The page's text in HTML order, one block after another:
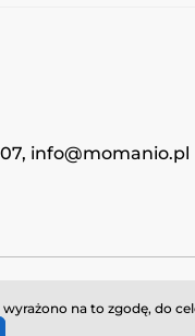
info@momanio.pl
na to zgodę, do